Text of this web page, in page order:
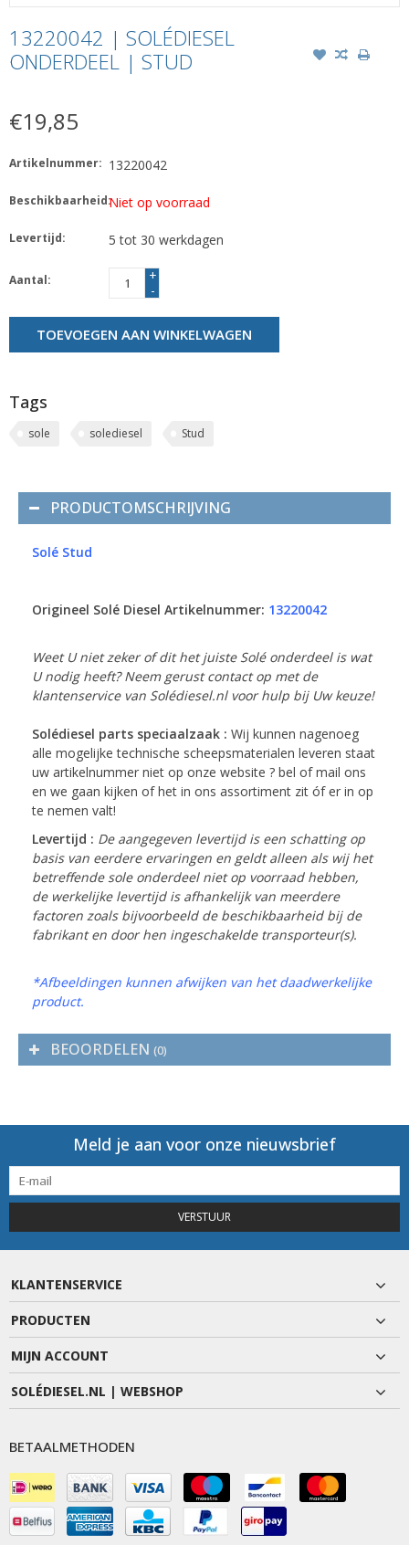
13220042 | SOLÉDIESEL
ONDERDEEL | STUD
€19,85
Artikelnummer: 13220042
Beschikbaarheid:Niet op voorraad
Levertijd: 5 tot 30 werkdagen
Aantal:
+
-
TOEVOEGEN AAN WINKELWAGEN
Tags
sole solediesel Stud
PRODUCTOMSCHRIJVING
Solé Stud
Origineel Solé Diesel Artikelnummer: 13220042
Weet U niet zeker of dit het juiste Solé onderdeel is wat
U nodig heeft? Neem gerust contact op met de
klantenservice van Solédiesel.nl voor hulp bij Uw keuze!
Solédiesel parts speciaalzaak : Wij kunnen nagenoeg
alle mogelijke technische scheepsmaterialen leveren staat
uw artikelnummer niet op onze website ? bel of mail ons
en we gaan kijken of het in ons assortiment zit óf er in op
te nemen valt!
Levertijd : De aangegeven levertijd is een schatting op
basis van eerdere ervaringen en geldt alleen als wij het
betreffende sole onderdeel niet op voorraad hebben,
de werkelijke levertijd is afhankelijk van meerdere
factoren zoals bijvoorbeeld de beschikbaarheid bij de
fabrikant en door hen ingeschakelde transporteur(s).
*Afbeeldingen kunnen afwijken van het daadwerkelijke
product.
BEOORDELEN (0)
Meld je aan voor onze nieuwsbrief
VERSTUUR
KLANTENSERVICE
PRODUCTEN
MIJN ACCOUNT
SOLÉDIESEL.NL | WEBSHOP
BETAALMETHODEN